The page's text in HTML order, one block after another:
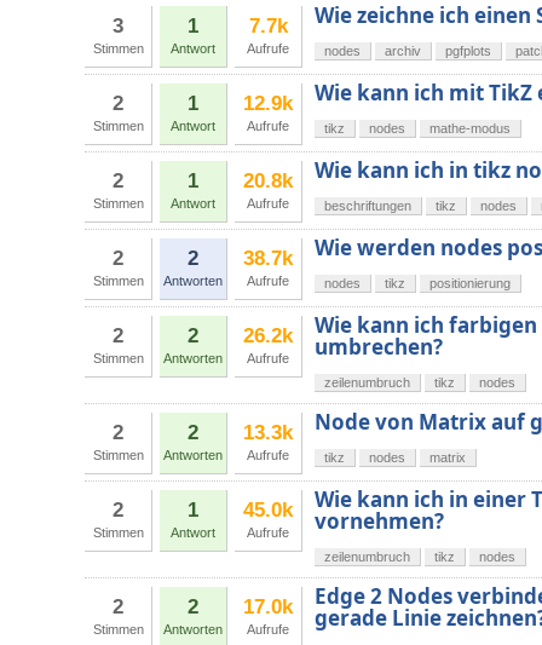
3
Stimmen
1
Antwort
7.7k
Aufrufe
Wie zeichne ich
nodes archiv pgfplots
2
Stimmen
1
Antwort
12.9k
Aufrufe
Wie kann ich mit
tikz nodes mathe-modus
2
Stimmen
1
Antwort
20.8k
Aufrufe
Wie kann ich in tikz
beschriftungen tikz nodes
2
Stimmen
2
Antworten
38.7k
Aufrufe
Wie werden nodes
nodes tikz positionierung
2
Stimmen
2
Antworten
26.2k
Aufrufe
Wie kann ich
umbrechen?
zeilenumbruch tikz nodes
2
Stimmen
2
Antworten
13.3k
Aufrufe
Node von Matrix auf
tikz nodes matrix
2
Stimmen
1
Antwort
45.0k
Aufrufe
Wie kann ich in einer
vornehmen?
zeilenumbruch tikz nodes
2
Stimmen
2
Antworten
17.0k
Aufrufe
Edge 2 Nodes
gerade Linie